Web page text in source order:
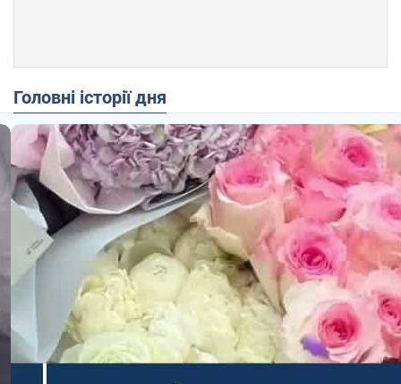
Головні історії дня